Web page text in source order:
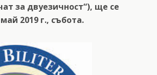
за двуезичност“), ще се
2019 г., събота.